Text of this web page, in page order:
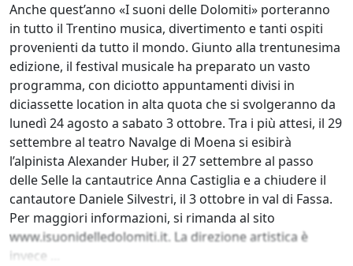
Anche quest’anno «I suoni delle Dolomiti» porteranno
in tutto il Trentino musica, divertimento e tanti ospiti
provenienti da tutto il mondo. Giunto alla trentunesima
edizione, il festival musicale ha preparato un vasto
programma, con diciotto appuntamenti divisi in
diciassette location in alta quota che si svolgeranno da
lunedì 24 agosto a sabato 3 ottobre. Tra i più attesi, il 29
settembre al teatro Navalge di Moena si esibirà
l’alpinista Alexander Huber, il 27 settembre al passo
delle Selle la cantautrice Anna Castiglia e a chiudere il
cantautore Daniele Silvestri, il 3 ottobre in val di Fassa.
Per maggiori informazioni, si rimanda al sito
www.isuonidelledolomiti.it. La direzione artistica è
invece ...